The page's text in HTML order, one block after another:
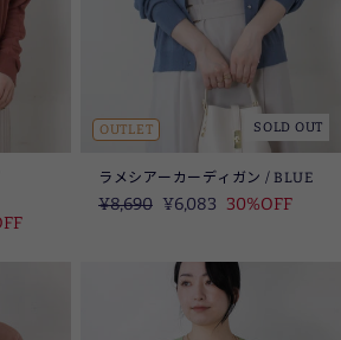
OUTLET SOLD OUT
ラメシアーカーディガン / BLUE
定
¥8,690 SALE
¥6,083 30%OFF